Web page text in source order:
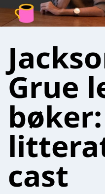
Grue
cast